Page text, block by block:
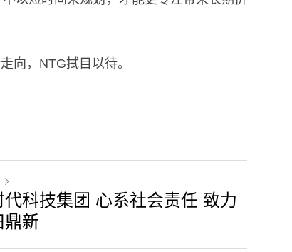
以短时间来规划，才能更专注带来长期价
，NTG拭目以待。
代科技集团 心系社会责任 致力
新